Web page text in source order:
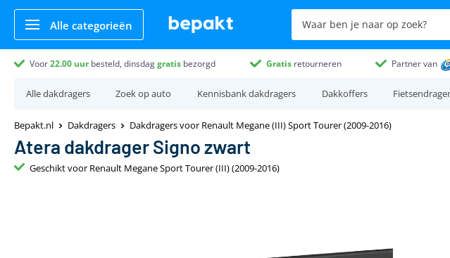
Alle categorieën
Voor22.00 uurbesteld, dinsdaggratis bezorgd Gratisretourneren Partner van
Alle dakdragers Zoek op auto Kennisbank dakdragers Dakkoffers
Bepakt.nl Dakdragers Dakdragers voor Renault Megane (III) Sport Tourer (2009-2016)
Atera dakdrager Signo zwart
Geschikt voor Renault Megane Sport Tourer (III) (2009-2016)